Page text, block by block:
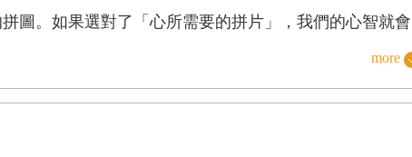
。如果選對了「心所需要的拼片」，我們的心智就會
信心的情況下，只要「心的拼片」有確實地拼好，就一
more